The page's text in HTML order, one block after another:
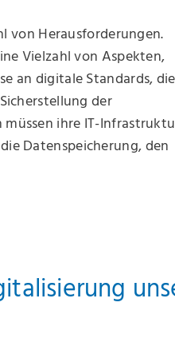
von Herausforderungen.
Vielzahl von Aspekten,
an digitale Standards, die
der
ihre IT-
Datenspeicherung, den